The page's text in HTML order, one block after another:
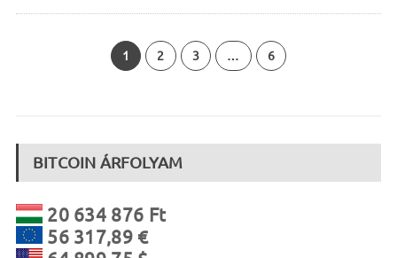
1 2 3 … 6
BITCOIN ÁRFOLYAM
20 634 876 Ft
56 317,89 €